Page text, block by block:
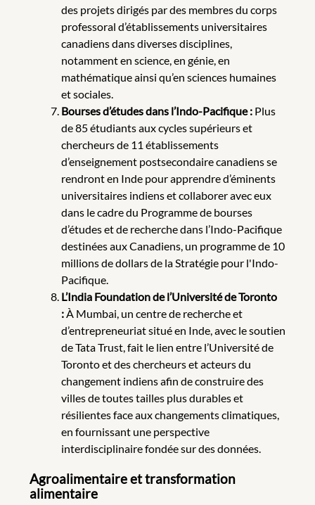
des projets dirigés par des membres du corps
professoral d’établissements universitaires
canadiens dans diverses disciplines,
notamment en science, en génie, en
mathématique ainsi qu’en sciences humaines
et sociales.
Bourses d’études dans l’Indo-Pacifique : Plus
de 85 étudiants aux cycles supérieurs et
chercheurs de 11 établissements
d’enseignement postsecondaire canadiens se
rendront en Inde pour apprendre d’éminents
universitaires indiens et collaborer avec eux
dans le cadre du Programme de bourses
d’études et de recherche dans l’Indo-Pacifique
destinées aux Canadiens, un programme de 10
millions de dollars de la Stratégie pour l'Indo-
Pacifique.
L’India Foundation de l’Université de Toronto
:À Mumbai, un centre de recherche et
d’entrepreneuriat situé en Inde, avec le soutien
de Tata Trust, fait le lien entre l’Université de
Toronto et des chercheurs et acteurs du
changement indiens afin de construire des
villes de toutes tailles plus durables et
résilientes face aux changements climatiques,
en fournissant une perspective
interdisciplinaire fondée sur des données.
Agroalimentaire et transformation
alimentaire